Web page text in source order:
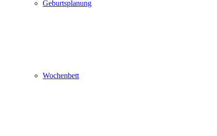
Geburtsplanung
Wochenbett